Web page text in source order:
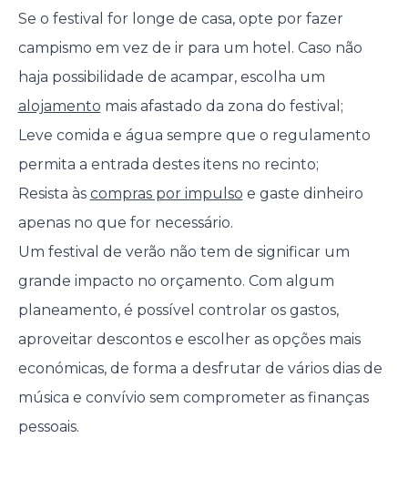
Se o festival for longe de casa, opte por fazer
campismo em vez de ir para um hotel. Caso não
haja possibilidade de acampar, escolha um
alojamento mais afastado da zona do festival;
Leve comida e água sempre que o regulamento
permita a entrada destes itens no recinto;
Resista às compras por impulso e gaste dinheiro
apenas no que for necessário.
Um festival de verão não tem de significar um
grande impacto no orçamento. Com algum
planeamento, é possível controlar os gastos,
aproveitar descontos e escolher as opções mais
económicas, de forma a desfrutar de vários dias de
música e convívio sem comprometer as finanças
pessoais.